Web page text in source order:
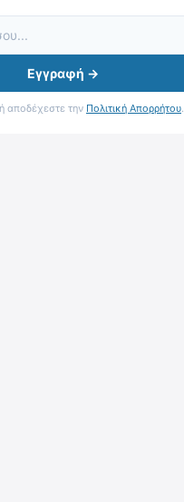
Εγγραφή →
αποδέχεστε την Πολιτική Απορρήτου.